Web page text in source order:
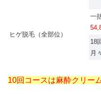
ヒゲ脱毛（全部位）
一
18
月々
10回コースは麻酔クリー